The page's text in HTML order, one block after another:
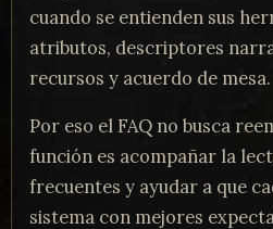
cuando se entienden sus
atributos, descriptores
recursos y acuerdo de mesa.
Por eso el FAQ no busca
función es acompañar la
frecuentes y ayudar a que
sistema con mejores